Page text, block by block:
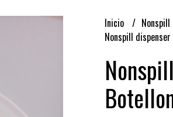
Inicio
Nonspill
Nonspill